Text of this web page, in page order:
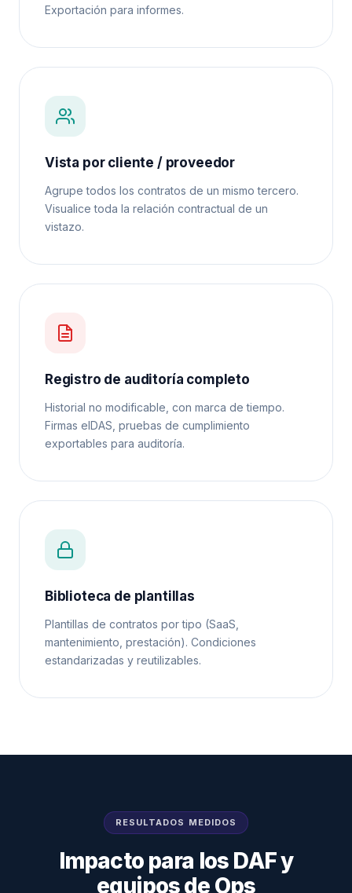
Exportación para informes.
Vista por cliente / proveedor
Agrupe todos los contratos de un mismo tercero.
Visualice toda la relación contractual de un
vistazo.
Registro de auditoría completo
Historial no modificable, con marca de tiempo.
Firmas eIDAS, pruebas de cumplimiento
exportables para auditoría.
Biblioteca de plantillas
Plantillas de contratos por tipo (SaaS,
mantenimiento, prestación). Condiciones
estandarizadas y reutilizables.
RESULTADOS MEDIDOS
Impacto para los DAF y
equipos de Ops